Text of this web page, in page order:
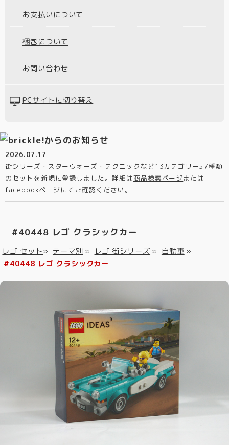
お支払いについて
梱包について
お問い合わせ
PCサイトに切り替え
2026.07.17
街シリーズ・スターウォーズ・テクニックなど13カテゴリー57種類
のセットを新規に登録しました。詳細は商品検索ページまたは
facebookページ にてご確認ください。
#40448 レゴ クラシックカー
レゴ セット» テーマ別 » レゴ 街シリーズ » 自動車 »
#40448 レゴ クラシックカー